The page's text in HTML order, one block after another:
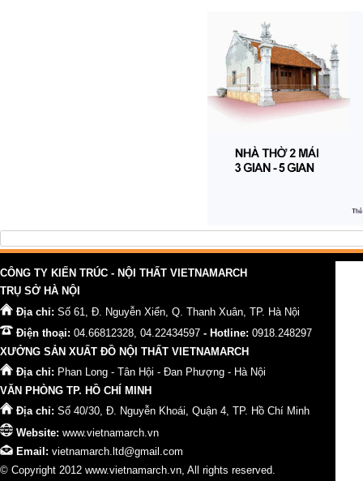
CÔNG TY KIẾN TRÚC - NỘI THẤT VIETNAMARCH
TRỤ SỞ HÀ NỘI
Địa chỉ: Số 61, Đ. Nguyễn Xiển, Q. Thanh Xuân, TP. Hà Nội
Điện thoại: 04.66812328, 04.22434597 - Hotline: 0918.248297
XƯỞNG SẢN XUẤT ĐỒ NỘI THẤT VIETNAMARCH
Địa chỉ: Phan Long - Tân Hội - Đan Phượng - Hà Nội
VĂN PHÒNG TP. HỒ CHÍ MINH
Địa chỉ: Số 40/30, Đ. Nguyễn Khoái, Quận 4, TP. Hồ Chí Minh
Website: www.vietnamarch.vn
Email: vietnamarch.ltd@gmail.com
© Copyright 2012 www.vietnamarch.vn, All rights reserved.